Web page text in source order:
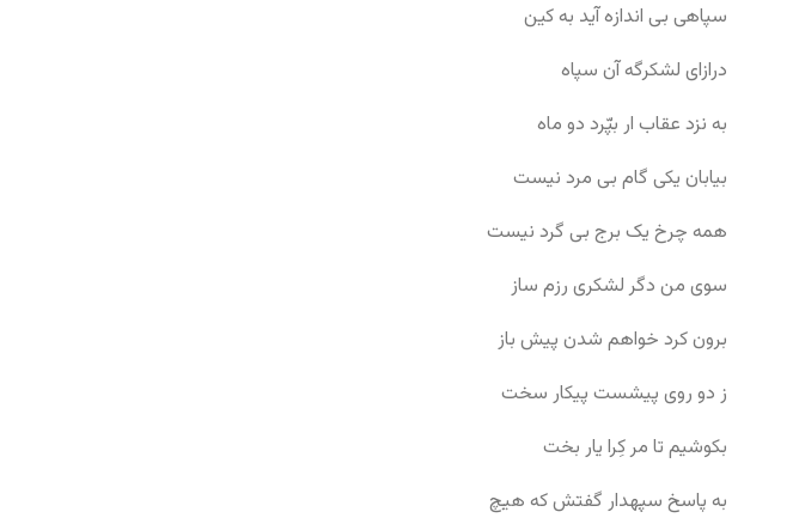
سپاهی بی اندازه آید به کین
درازای لشکرگه آن سپاه
به نزد عقاب ار بپّرد دو ماه
بیابان یکی گام بی مرد نیست
همه چرخ یک برج بی گرد نیست
سوی من دگر لشکری رزم ساز
برون کرد خواهم شدن پیش باز
ز دو روی پیشست پیکار سخت
بکوشیم تا مر کِرا یار بخت
به پاسخ سپهدار گفتش که هیچ